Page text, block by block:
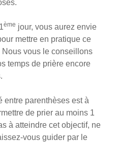
ème jour, vous aurez envie
mettre en pratique ce
vous le conseillons
temps de prière encore
entre parenthèses est à
de prier au moins 1
à atteindre cet objectif, ne
vous guider par le